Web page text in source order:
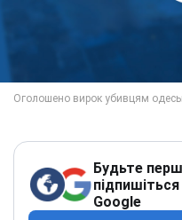
Будьте
Google